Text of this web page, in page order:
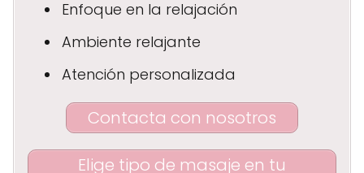
Enfoque en la relajación
Ambiente relajante
Atención personalizada
Contacta con nosotros
Elige tipo de masaje en tu